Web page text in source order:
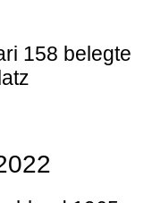
158 belegte